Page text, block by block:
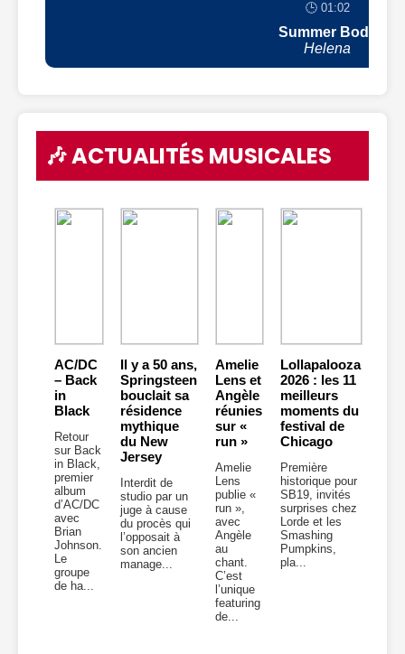
🕒 01:02
Summer Body
Helena
🎶 ACTUALITÉS MUSICALES
AC/DC
– Back
in
Black
Retour
sur Back
in Black,
premier
album
d’AC/DC
avec
Brian
Johnson.
Le
groupe
de ha...
Il y a 50 ans,
Springsteen
bouclait sa
résidence
mythique
du New
Jersey
Interdit de
studio par un
juge à cause
du procès qui
l’opposait à
son ancien
manage...
Amelie
Lens et
Angèle
réunies
sur «
run »
Amelie
Lens
publie «
run »,
avec
Angèle
au
chant.
C’est
l’unique
featuring
de...
Lollapalooza
2026 : les 11
meilleurs
moments du
festival de
Chicago
Première
historique pour
SB19, invités
surprises chez
Lorde et les
Smashing
Pumpkins,
pla...